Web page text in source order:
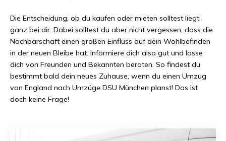
Die Entscheidung, ob du kaufen oder mieten solltest liegt
ganz bei dir. Dabei solltest du aber nicht vergessen, dass die
Nachbarschaft einen großen Einfluss auf dein Wohlbefinden
in der neuen Bleibe hat. Informiere dich also gut und lasse
dich von Freunden und Bekannten beraten. So findest du
bestimmt bald dein neues Zuhause, wenn du einen Umzug
von England nach Umzüge DSU München planst! Das ist
doch keine Frage!